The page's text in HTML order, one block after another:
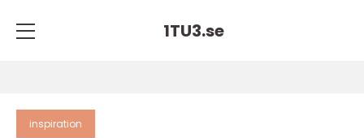
1TU3.se
inspiration